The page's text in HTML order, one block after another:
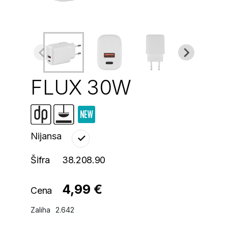
FLUX 30W
Nijansa
Šifra 38.208.90
Cena 4,99 €
Zaliha 2.642